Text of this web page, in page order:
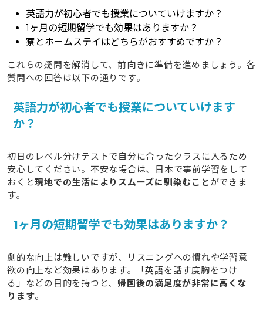
英語力が初心者でも授業についていけますか？
1ヶ月の短期留学でも効果はありますか？
寮とホームステイはどちらがおすすめですか？
これらの疑問を解消して、前向きに準備を進めましょう。各
質問への回答は以下の通りです。
英語力が初心者でも授業についていけます
か？
初日のレベル分けテストで自分に合ったクラスに入るため
安心してください。不安な場合は、日本で事前学習をして
おくと現地での生活によりスムーズに馴染むこと ができま
す。
1ヶ月の短期留学でも効果はありますか？
劇的な向上は難しいですが、リスニングへの慣れや学習意
欲の向上など効果はあります。「英語を話す度胸をつけ
る」などの目的を持つと、 帰国後の満足度が非常に高くな
ります。